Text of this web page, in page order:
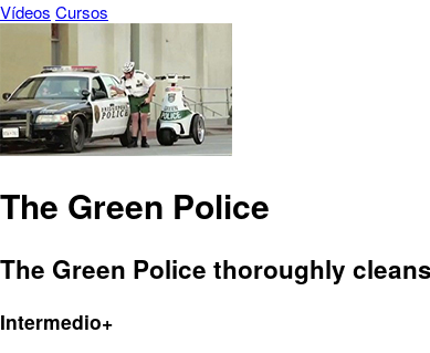
Vídeos Cursos
The Green Police
The Green Police thoroughly
Intermedio+